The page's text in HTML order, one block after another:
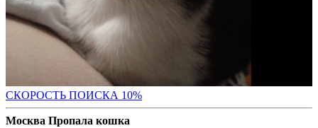
СКОРОСТЬ ПОИСКА 10%
Москва Пропала кошка